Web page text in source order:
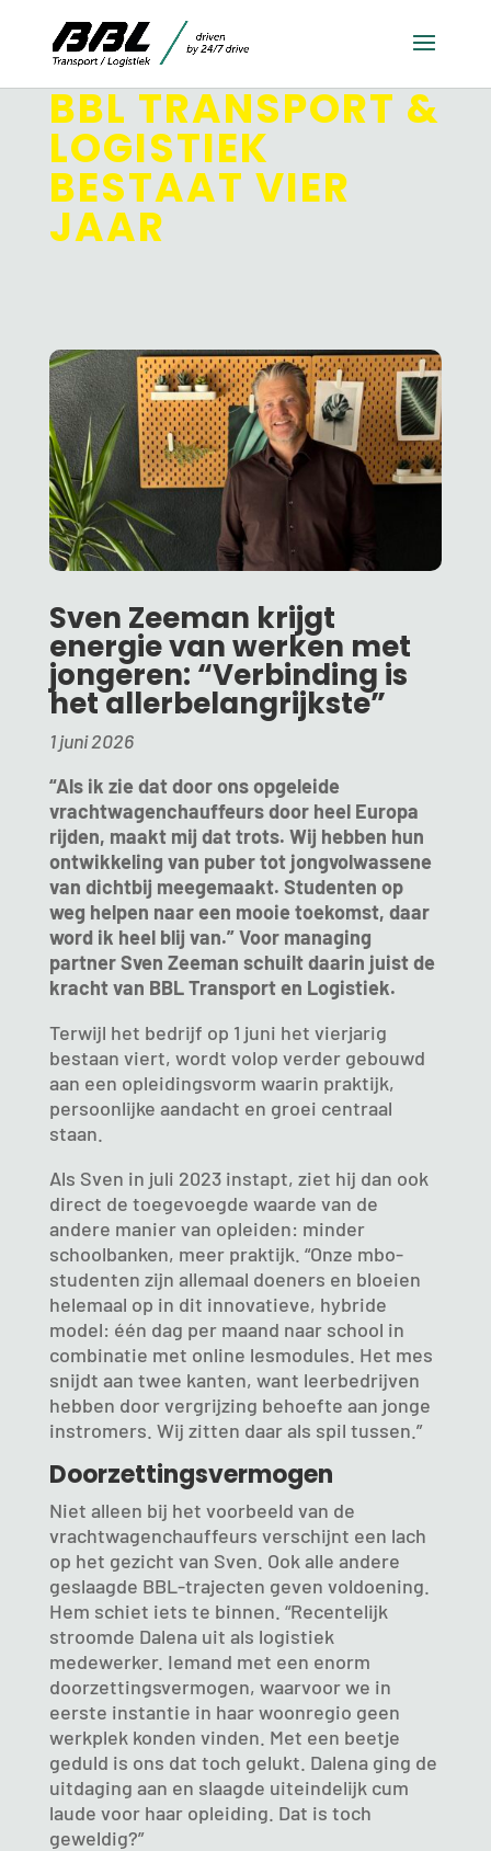
BBL TRANSPORT &
LOGISTIEK
BESTAAT VIER
JAAR
Sven Zeeman krijgt
energie van werken met
jongeren: “Verbinding is
het allerbelangrijkste”
1 juni 2026
“Als ik zie dat door ons opgeleide
vrachtwagenchauffeurs door heel Europa
rijden, maakt mij dat trots. Wij hebben hun
ontwikkeling van puber tot jongvolwassene
van dichtbij meegemaakt. Studenten op
weg helpen naar een mooie toekomst, daar
word ik heel blij van.” Voor managing
partner Sven Zeeman schuilt daarin juist de
kracht van BBL Transport en Logistiek.
Terwijl het bedrijf op 1 juni het vierjarig
bestaan viert, wordt volop verder gebouwd
aan een opleidingsvorm waarin praktijk,
persoonlijke aandacht en groei centraal
staan.
Als Sven in juli 2023 instapt, ziet hij dan ook
direct de toegevoegde waarde van de
andere manier van opleiden: minder
schoolbanken, meer praktijk. “Onze mbo-
studenten zijn allemaal doeners en bloeien
helemaal op in dit innovatieve, hybride
model: één dag per maand naar school in
combinatie met online lesmodules. Het mes
snijdt aan twee kanten, want leerbedrijven
hebben door vergrijzing behoefte aan jonge
instromers. Wij zitten daar als spil tussen.”
Doorzettingsvermogen
Niet alleen bij het voorbeeld van de
vrachtwagenchauffeurs verschijnt een lach
op het gezicht van Sven. Ook alle andere
geslaagde BBL-trajecten geven voldoening.
Hem schiet iets te binnen. “Recentelijk
stroomde Dalena uit als logistiek
medewerker. Iemand met een enorm
doorzettingsvermogen, waarvoor we in
eerste instantie in haar woonregio geen
werkplek konden vinden. Met een beetje
geduld is ons dat toch gelukt. Dalena ging de
uitdaging aan en slaagde uiteindelijk cum
laude voor haar opleiding. Dat is toch
geweldig?”